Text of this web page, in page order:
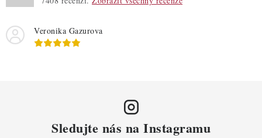
Veronika Gazurova
Sledujte nás na Instagramu